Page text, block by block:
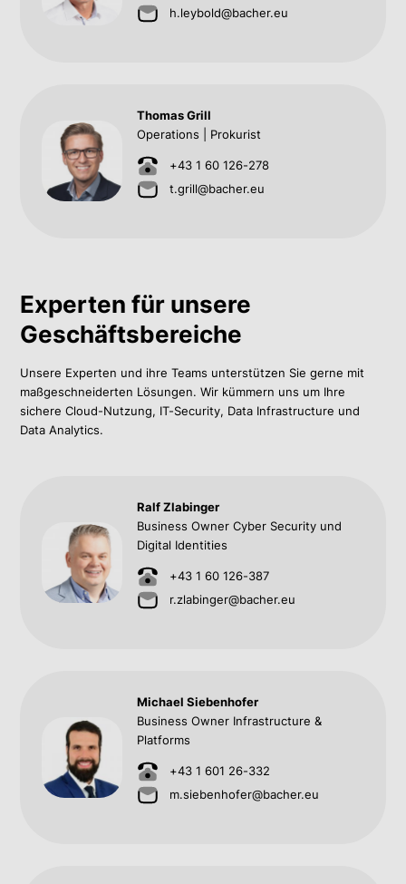
h.leybold@bacher.eu
Thomas Grill
Operations | Prokurist
+43 1 60 126-278
t.grill@bacher.eu
Experten für unsere
Geschäftsbereiche
Unsere Experten und ihre Teams unterstützen Sie gerne mit
maßgeschneiderten Lösungen. Wir kümmern uns um Ihre
sichere Cloud-Nutzung, IT-Security, Data Infrastructure und
Data Analytics.
Ralf Zlabinger
Business Owner Cyber Security und
Digital Identities
+43 1 60 126-387
r.zlabinger@bacher.eu
Michael Siebenhofer
Business Owner Infrastructure &
Platforms
+43 1 601 26-332
m.siebenhofer@bacher.eu